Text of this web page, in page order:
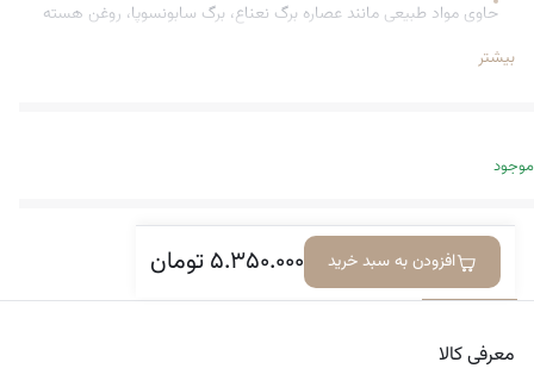
حاوی مواد طبیعی مانند عصاره برگ نعناع، برگ سابونسوپا، روغن هسته
آرگانیا اسپینوزا و کره شیبیشتر
موجود
۵.۳۵۰.۰۰۰تومان افزودن به سبد خریدمعرفی کالا دیدگاه‌ها
معرفی کالا